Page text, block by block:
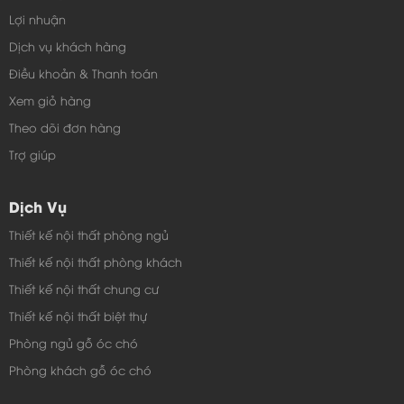
Bàn phấn trang điểm sang trọng
Bàn phấn trang điểm là nhu cầu thiết thực của mỗi
người phụ nữ, nhưng nhiều câu hỏi được đặt ra là làm
sao để chọn được những mẫu bàn phấn đẹp nhất
Lợi nhuận
Dịch vụ khách hàng
Điều khoản & Thanh toán
Xem giỏ hàng
Theo dõi đơn hàng
Trợ giúp
Dịch Vụ
Thiết kế nội thất phòng ngủ
Thiết kế nội thất phòng khách
Thiết kế nội thất chung cư
Thiết kế nội thất biệt thự
Phòng ngủ gỗ óc chó
Phòng khách gỗ óc chó